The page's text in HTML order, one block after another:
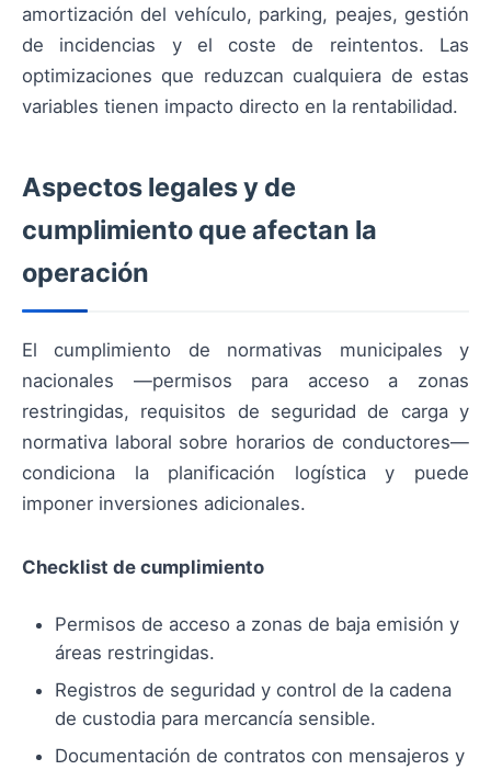
amortización del vehículo, parking, peajes, gestión
de incidencias y el coste de reintentos. Las
optimizaciones que reduzcan cualquiera de estas
variables tienen impacto directo en la rentabilidad.
Aspectos legales y de
cumplimiento que afectan la
operación
El cumplimiento de normativas municipales y
nacionales —permisos para acceso a zonas
restringidas, requisitos de seguridad de carga y
normativa laboral sobre horarios de conductores—
condiciona la planificación logística y puede
imponer inversiones adicionales.
Checklist de cumplimiento
Permisos de acceso a zonas de baja emisión y
áreas restringidas.
Registros de seguridad y control de la cadena
de custodia para mercancía sensible.
Documentación de contratos con mensajeros y